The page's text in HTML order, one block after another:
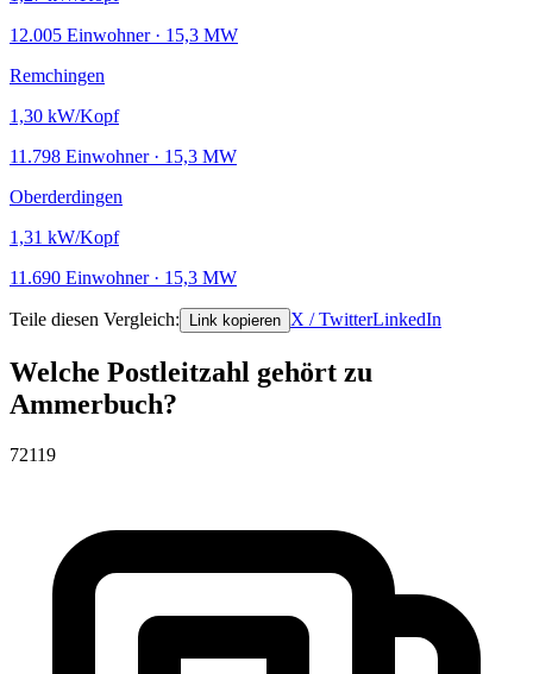
12.005 Einwohner · 15,3 MW
Remchingen
1,30 kW/Kopf
11.798 Einwohner · 15,3 MW
Oberderdingen
1,31 kW/Kopf
11.690 Einwohner · 15,3 MW
Teile diesen Vergleich: Link kopieren X / TwitterLinkedIn
Welche Postleitzahl gehört zu
Ammerbuch?
72119